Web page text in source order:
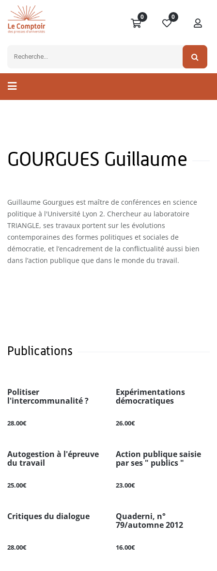
0 0
GOURGUES Guillaume
Guillaume Gourgues est maître de conférences en science
politique à l'Université Lyon 2. Chercheur au laboratoire
TRIANGLE, ses travaux portent sur les évolutions
contemporaines des formes politiques et sociales de
démocratie, et l’encadrement de la conflictualité aussi bien
dans l’action publique que dans le monde du travail.
Publications
Politiser
l'intercommunalité ?
28.00€
Expérimentations
démocratiques
26.00€
Autogestion à l'épreuve
du travail
25.00€
Action publique saisie
par ses " publics "
23.00€
Critiques du dialogue
28.00€
Quaderni, n°
79/automne 2012
16.00€